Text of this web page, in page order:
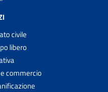
civile
libero
commercio